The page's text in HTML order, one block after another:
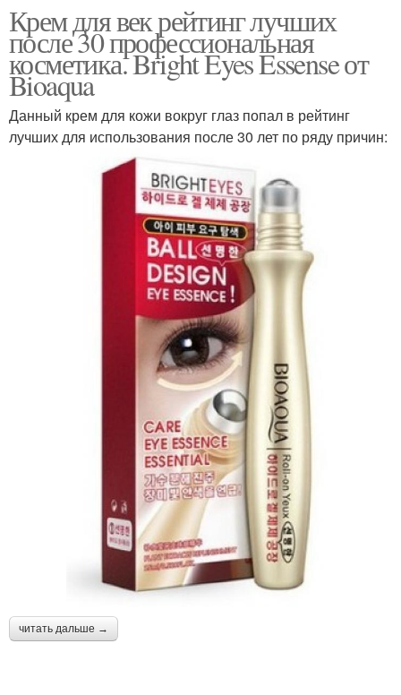
Крем для век рейтинг лучших
после 30 профессиональная
косметика. Bright Eyes Essense от
Bioaqua
Данный крем для кожи вокруг глаз попал в рейтинг
лучших для использования после 30 лет по ряду причин:
читать дальше →